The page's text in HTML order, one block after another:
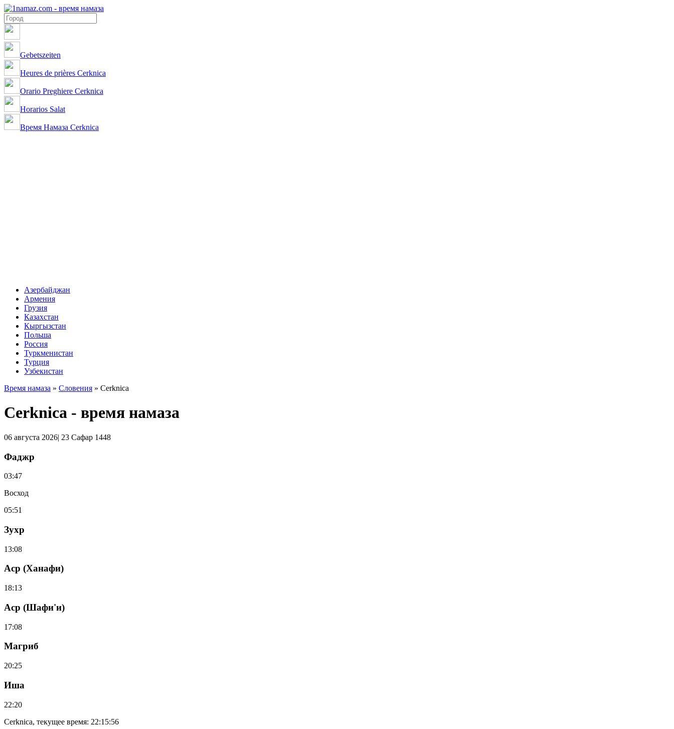
Gebetszeiten
Heures de prières Cerknica
Orario Preghiere Cerknica
Horarios Salat
Время Намаза Cerknica
Азербайджан
Армения
Грузия
Казахстан
Кыргызстан
Польша
Россия
Туркменистан
Турция
Узбекистан
Время намаза » Словения » Cerknica
Cerknica - время намаза
06 августа 2026| 23 Сафар 1448
Фаджр
03:47
Восход
05:51
Зухр
13:08
Аср (Ханафи)
18:13
Аср (Шафи'и)
17:08
Магриб
20:25
Иша
22:20
Cerknica, текущее время: 22:15:56